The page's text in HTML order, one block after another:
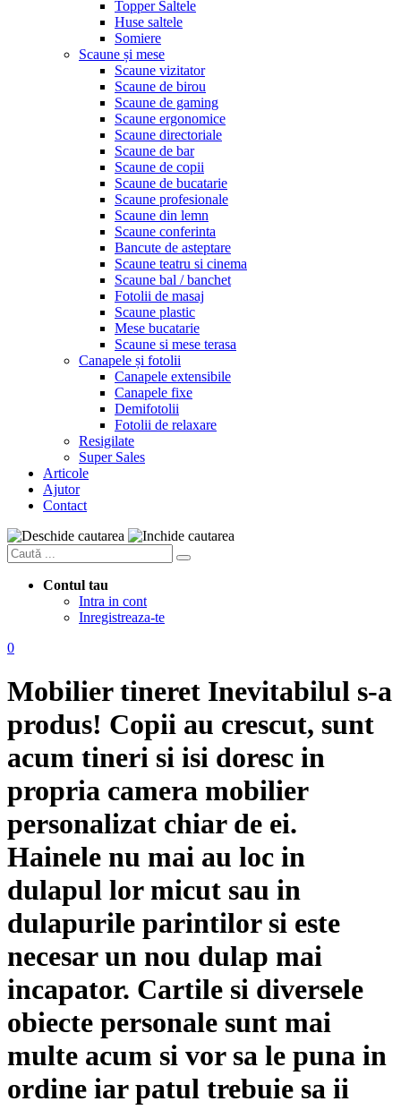
Topper Saltele
Huse saltele
Somiere
Scaune și mese
Scaune vizitator
Scaune de birou
Scaune de gaming
Scaune ergonomice
Scaune directoriale
Scaune de bar
Scaune de copii
Scaune de bucatarie
Scaune profesionale
Scaune din lemn
Scaune conferinta
Bancute de asteptare
Scaune teatru si cinema
Scaune bal / banchet
Fotolii de masaj
Scaune plastic
Mese bucatarie
Scaune si mese terasa
Canapele și fotolii
Canapele extensibile
Canapele fixe
Demifotolii
Fotolii de relaxare
Resigilate
Super Sales
Articole
Ajutor
Contact
Contul tau
Intra in cont
Inregistreaza-te
0
Mobilier tineret Inevitabilul s-a
produs! Copii au crescut, sunt
acum tineri si isi doresc in
propria camera mobilier
personalizat chiar de ei.
Hainele nu mai au loc in
dulapul lor micut sau in
dulapurile parintilor si este
necesar un nou dulap mai
incapator. Cartile si diversele
obiecte personale sunt mai
multe acum si vor sa le puna in
ordine iar patul trebuie sa ii